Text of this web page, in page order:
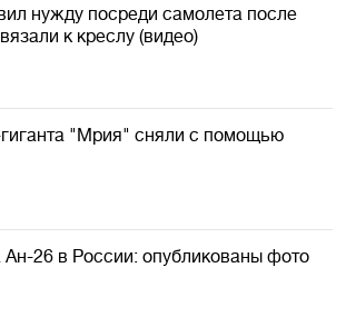
нужду посреди самолета после
к креслу (видео)
"Мрия" сняли с помощью
Ан-26 в России: опубликованы фото